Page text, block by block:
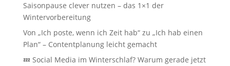
Saisonpause clever nutzen – das 1×1 der
Wintervorbereitung
Von „Ich poste, wenn ich Zeit hab“ zu „Ich hab einen
Plan“ – Contentplanung leicht gemacht
💤 Social Media im Winterschlaf? Warum gerade jetzt